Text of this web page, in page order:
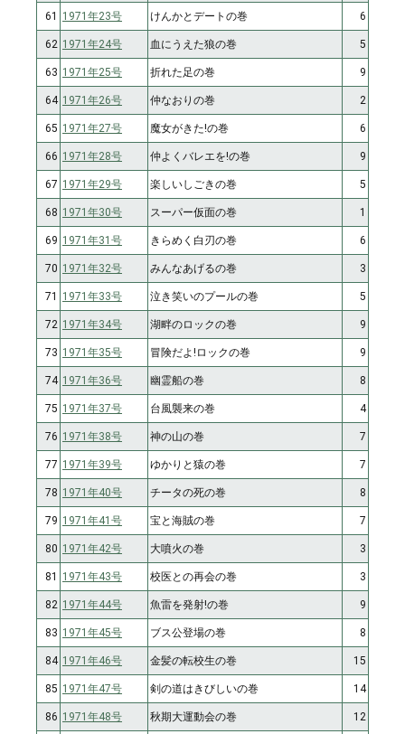
61 1971年23号 けんかとデートの巻 6
62 1971年24号 血にうえた狼の巻 5
63 1971年25号 折れた足の巻 9
64 1971年26号 仲なおりの巻 2
65 1971年27号 魔女がきた!の巻 6
66 1971年28号 仲よくバレエを!の巻 9
67 1971年29号 楽しいしごきの巻 5
68 1971年30号 スーパー仮面の巻 1
69 1971年31号 きらめく白刃の巻 6
70 1971年32号 みんなあげるの巻 3
71 1971年33号 泣き笑いのプールの巻 5
72 1971年34号 湖畔のロックの巻 9
73 1971年35号 冒険だよ!ロックの巻 9
74 1971年36号 幽霊船の巻 8
75 1971年37号 台風襲来の巻 4
76 1971年38号 神の山の巻 7
77 1971年39号 ゆかりと猿の巻 7
78 1971年40号 チータの死の巻 8
79 1971年41号 宝と海賊の巻 7
80 1971年42号 大噴火の巻 3
81 1971年43号 校医との再会の巻 3
82 1971年44号 魚雷を発射!の巻 9
83 1971年45号 ブス公登場の巻 8
84 1971年46号 金髪の転校生の巻 15
85 1971年47号 剣の道はきびしいの巻 14
86 1971年48号 秋期大運動会の巻 12